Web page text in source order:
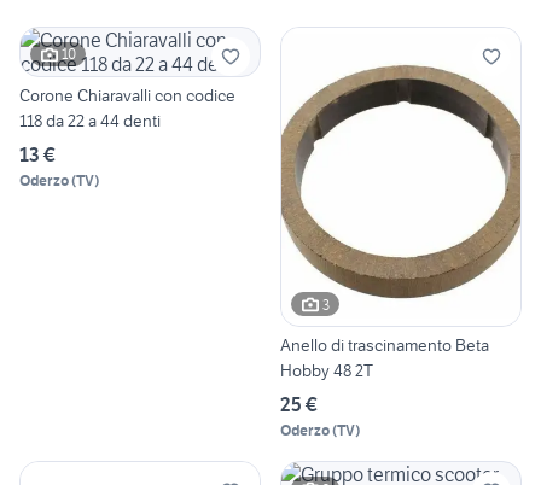
10
Corone Chiaravalli con codice
118 da 22 a 44 denti
13 €
Oderzo(TV)
3
Anello di trascinamento Beta
Hobby 48 2T
25 €
Oderzo(TV)